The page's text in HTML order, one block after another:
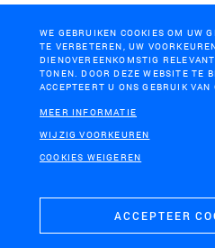
WE GEBRUIKEN COOKIES OM UW
TE VERBETEREN, UW
DIENOVEREENKOMSTIG
TONEN. DOOR DEZE WEBSITE TE
ACCEPTEERT U ONS GEBRUIK VAN
MEER INFORMATIE
WIJZIG VOORKEUREN
COOKIES WEIGEREN
ACCEPTEER